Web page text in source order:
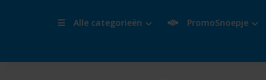
Alle categorieën PromoSnoepje